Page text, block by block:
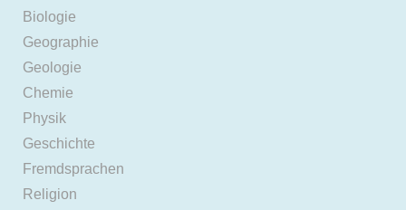
Biologie
Geographie
Geologie
Chemie
Physik
Geschichte
Fremdsprachen
Religion